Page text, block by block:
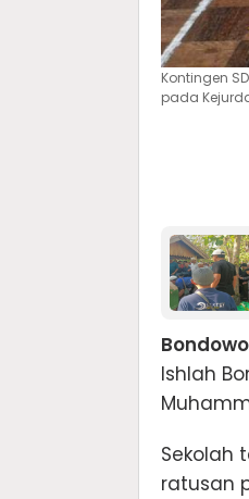
Kontingen
pada
Ishlah
Sekolah
ratusan